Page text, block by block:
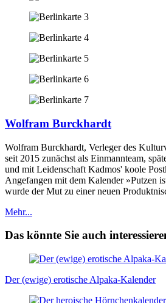
Wolfram Burckhardt
Wolfram Burckhardt, Verleger des
seit 2015 zunächst als Einmannteam,
und mit Leidenschaft Kadmos' koole
Angefangen mit dem Kalender »Putzen
wurde der Mut zu einer neuen
Mehr...
Das könnte Sie auch
Der (ewige) erotische Alpaka-Kalender